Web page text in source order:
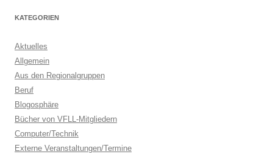
KATEGORIEN
Aktuelles
Allgemein
Aus den Regionalgruppen
Beruf
Blogosphäre
Bücher von VFLL-Mitgliedern
Computer/Technik
Externe Veranstaltungen/Termine